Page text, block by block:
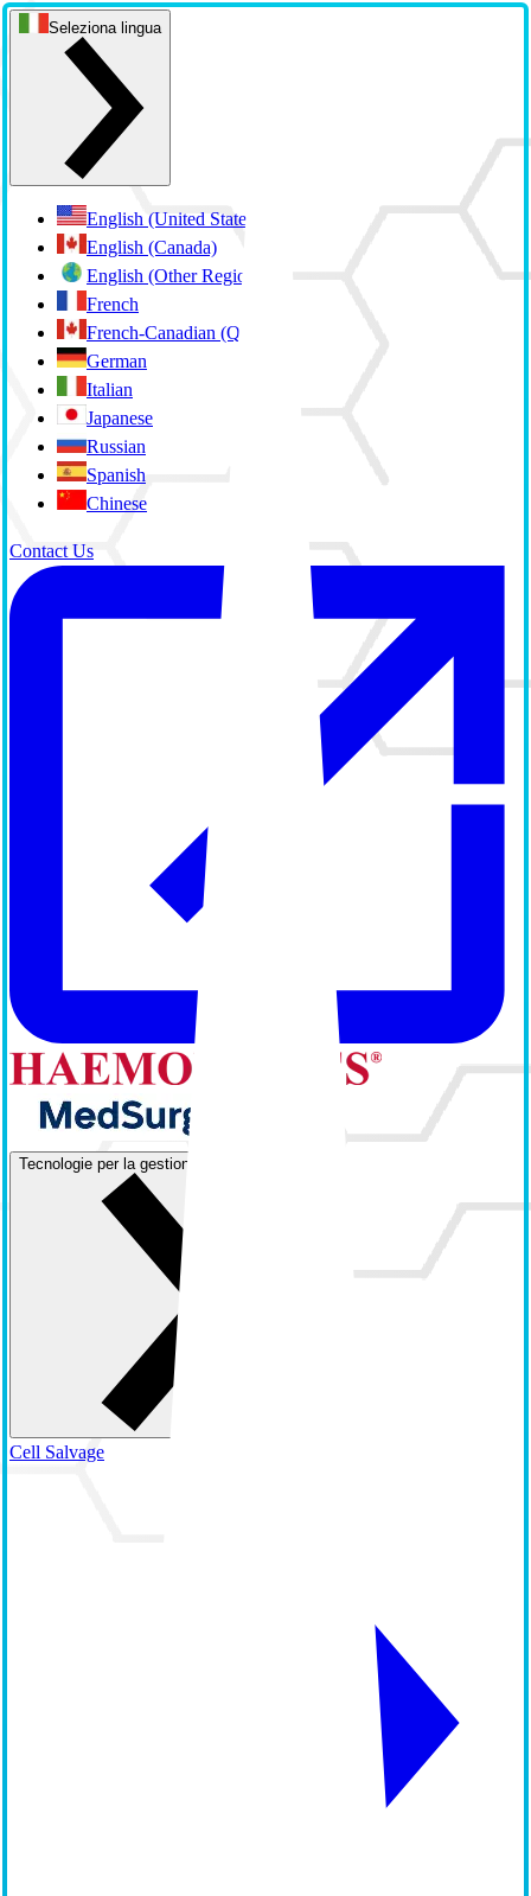
Seleziona lingua
English (United States)
English (Canada)
English (Other Regions)
French
French-Canadian (Quebec)
German
Italian
Japanese
Russian
Spanish
Chinese
Contact Us
Tecnologie per la gestione del sangue
Cell Salvage